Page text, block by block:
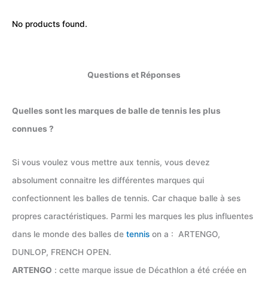
No products found.
Questions et Réponses
Quelles sont les marques de balle de tennis les plus
connues ?
Si vous voulez vous mettre aux tennis, vous devez
absolument connaitre les différentes marques qui
confectionnent les balles de tennis. Car chaque balle à ses
propres caractéristiques. Parmi les marques les plus influentes
dans le monde des balles de tennis on a : ARTENGO,
DUNLOP, FRENCH OPEN.
ARTENGO : cette marque issue de Décathlon a été créée en